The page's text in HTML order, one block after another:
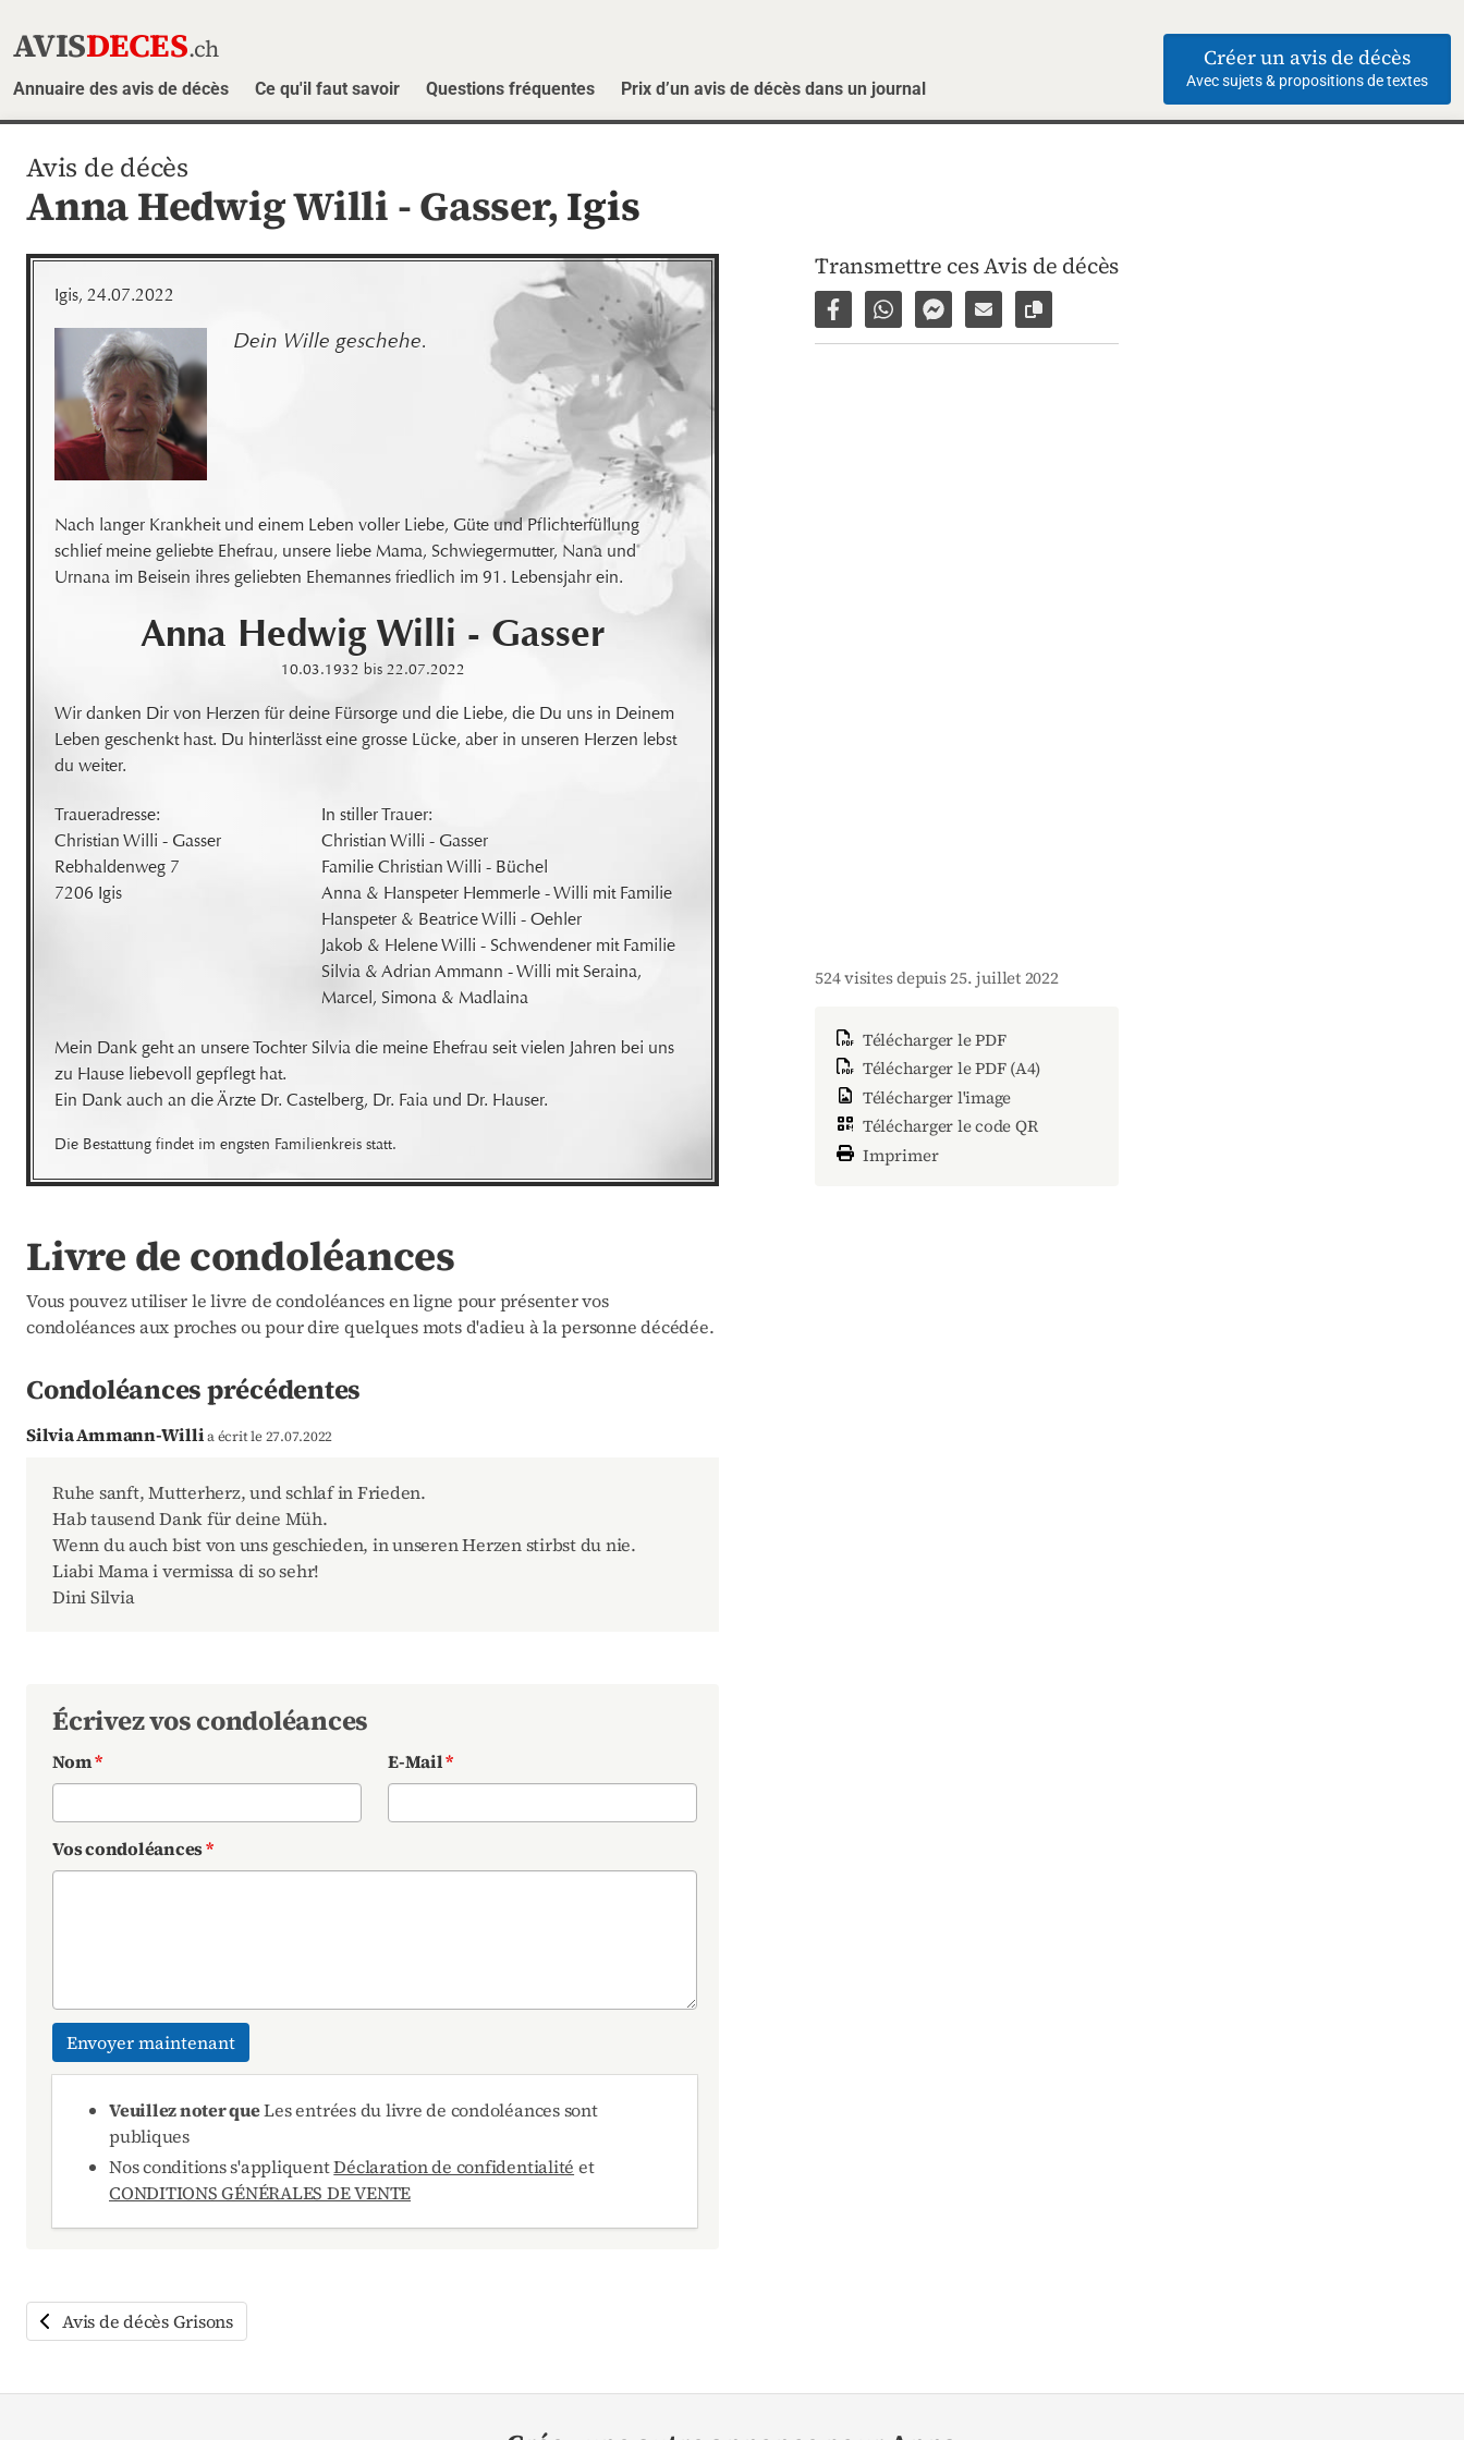
AVISDECES.ch
Annuaire des avis de décès Ce qu'il faut savoir Questions fréquentes Prix d’un avis de décès dans un journal
Créer un avis de décès
Avec sujets & propositions de textes
Avis de décès
Anna Hedwig Willi - Gasser, Igis
Igis, 24.07.2022
Dein Wille geschehe.
Nach langer Krankheit und einem Leben voller Liebe, Güte und Pflichterfüllung
schlief meine geliebte Ehefrau, unsere liebe Mama, Schwiegermutter, Nana und
Urnana im Beisein ihres geliebten Ehemannes friedlich im 91. Lebensjahr ein.
Anna Hedwig Willi - Gasser
10.03.1932 bis 22.07.2022
Wir danken Dir von Herzen für deine Fürsorge und die Liebe, die Du uns in Deinem
Leben geschenkt hast. Du hinterlässt eine grosse Lücke, aber in unseren Herzen lebst
du weiter.
Traueradresse:
Christian Willi - Gasser
Rebhaldenweg 7
7206 Igis
In stiller Trauer:
Christian Willi - Gasser
Familie Christian Willi - Büchel
Anna & Hanspeter Hemmerle - Willi mit Familie
Hanspeter & Beatrice Willi - Oehler
Jakob & Helene Willi - Schwendener mit Familie
Silvia & Adrian Ammann - Willi mit Seraina,
Marcel, Simona & Madlaina
Mein Dank geht an unsere Tochter Silvia die meine Ehefrau seit vielen Jahren bei uns
zu Hause liebevoll gepflegt hat.
Ein Dank auch an die Ärzte Dr. Castelberg, Dr. Faia und Dr. Hauser.
Die Bestattung findet im engsten Familienkreis statt.
Transmettre ces Avis de décès
Partager sur Facebook
Partager par WhatsApp
Partager par Facebook Messenger
Partager par e-mail
Copier le lien vers la page
524 visites depuis 25. juillet 2022
Télécharger le PDF
Télécharger le PDF (A4)
Télécharger l'image
Télécharger le code QR
Imprimer
Livre de condoléances
Vous pouvez utiliser le livre de condoléances en ligne pour présenter vos
condoléances aux proches ou pour dire quelques mots d'adieu à la personne décédée.
Condoléances précédentes
Silvia Ammann-Willia écrit le 27.07.2022
Ruhe sanft, Mutterherz, und schlaf in Frieden.
Hab tausend Dank für deine Müh.
Wenn du auch bist von uns geschieden, in unseren Herzen stirbst du nie.
Liabi Mama i vermissa di so sehr!
Dini Silvia
Écrivez vos condoléances
Nom* E-Mail*
Vos condoléances*
Envoyer maintenant
Veuillez noter queLes entrées du livre de condoléances sont
publiques
Nos conditions s'appliquentDéclaration de confidentialité et
CONDITIONS GÉNÉRALES DE VENTE
Avis de décès Grisons